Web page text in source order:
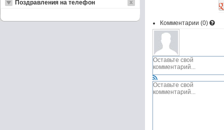
Комментарии (0)
Поздравления на телефон